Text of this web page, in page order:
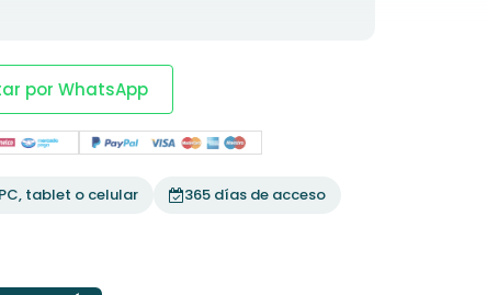
por WhatsApp
PC, tablet o celular 365 días de acceso